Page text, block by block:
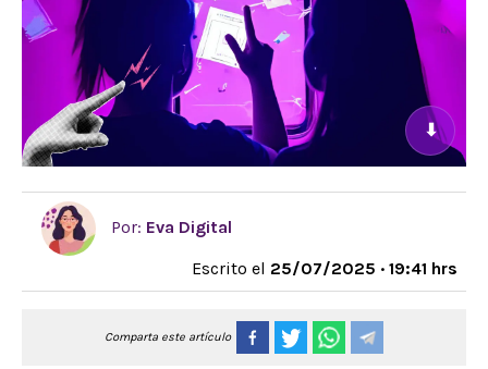
⬇
Por: Eva Digital
Escrito el 25/07/2025 · 19:41 hrs
Comparta este artículo